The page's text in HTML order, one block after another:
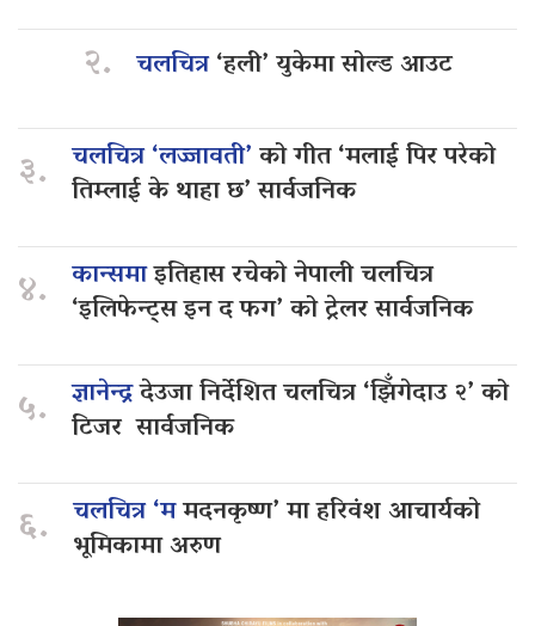
२. चलचित्र‘हली’ युकेमा सोल्ड आउट
३. चलचित्र ‘लज्जावती’को गीत ‘मलाई पिर परेको
तिम्लाई के थाहा छ’ सार्वजनिक
४. कान्समाइतिहास रचेको नेपाली चलचित्र
‘इलिफेन्ट्स इन द फग’ को ट्रेलर सार्वजनिक
५. ज्ञानेन्द्रदेउजा निर्देशित चलचित्र ‘झिँगेदाउ २’ को
टिजर सार्वजनिक
६. चलचित्र ‘ममदनकृष्ण’ मा हरिवंश आचार्यको
भूमिकामा अरुण